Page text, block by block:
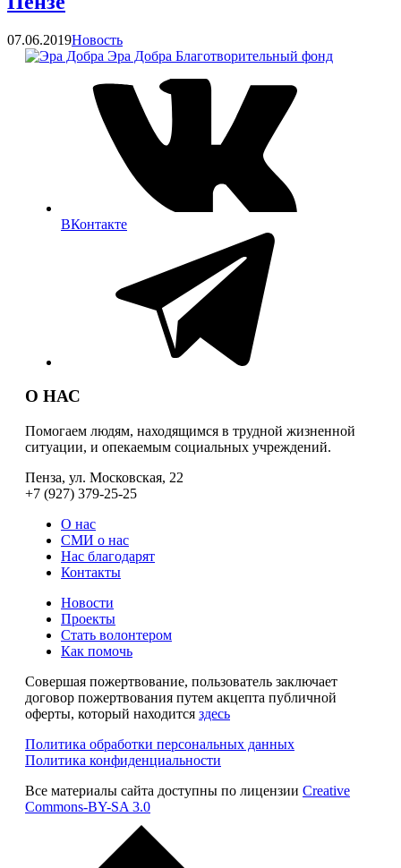
07.06.2019Категории
Новость
Эра Добра Благотворительный фонд
ВКонтакте
О НАС
Помогаем людям, находящимся в трудной жизненной
ситуации, и опекаемым социальных учреждений.
Пенза, ул. Московская, 22
+7 (927) 379-25-25
О нас
СМИ о нас
Нас благодарят
Контакты
Новости
Проекты
Стать волонтером
Как помочь
Совершая пожертвование, пользователь заключает
договор пожертвования путем акцепта публичной
оферты, который находится здесь
Политика обработки персональных данных
Политика конфиденциальности
Все материалы сайта доступны по лицензии Creative
Commons-BY-SA 3.0